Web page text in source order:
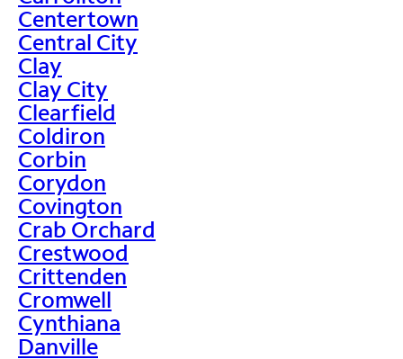
Centertown
Central City
Clay
Clay City
Clearfield
Coldiron
Corbin
Corydon
Covington
Crab Orchard
Crestwood
Crittenden
Cromwell
Cynthiana
Danville